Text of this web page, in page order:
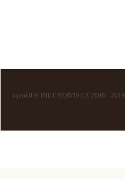
vyrobil © INET-SERVIS.CZ 2008 - 2014